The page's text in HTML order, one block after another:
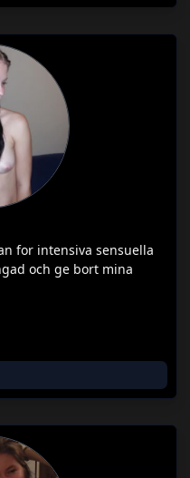
for intensiva sensuella
och ge bort mina